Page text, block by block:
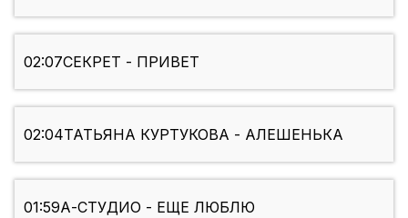
02:07СЕКРЕТ - ПРИВЕТ
02:04ТАТЬЯНА КУРТУКОВА - АЛЕШЕНЬКА
01:59А-СТУДИО - ЕЩЕ ЛЮБЛЮ